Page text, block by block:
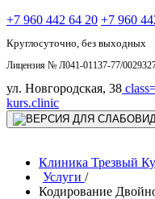
+7 960 442 64 20 +7 960
Круглосуточно, без выходных
Лицензия № Л041-01137-77/
ул. Новгородская, 38
kurs.clinic
Клиника Трезвый
Услуги /
Кодирование